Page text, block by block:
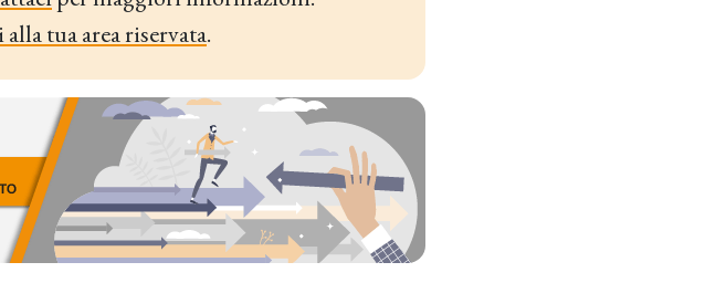
alla tua area riservata.